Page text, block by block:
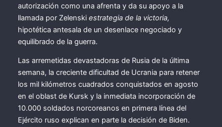
autorización como una afrenta y da su apoyo a la
llamada por Zelenski estrategia de la victoria,
hipotética antesala de un desenlace negociado y
equilibrado de la guerra.
Las arremetidas devastadoras de Rusia de la última
semana, la creciente dificultad de Ucrania para retener
los mil kilómetros cuadrados conquistados en agosto
en el oblast de Kursk y la inmediata incorporación de
10.000 soldados norcoreanos en primera línea del
Ejército ruso explican en parte la decisión de Biden.